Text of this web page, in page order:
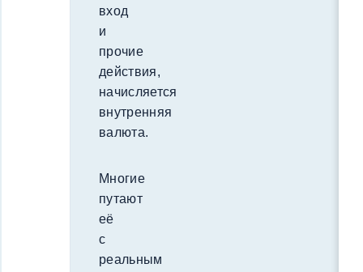
вход
и
прочие
действия,
начисляется
внутренняя
валюта.
Многие
путают
её
с
реальным